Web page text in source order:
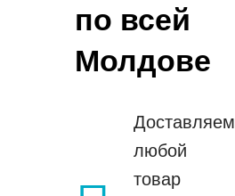
по всей
Молдове
Доставляем
любой
товар